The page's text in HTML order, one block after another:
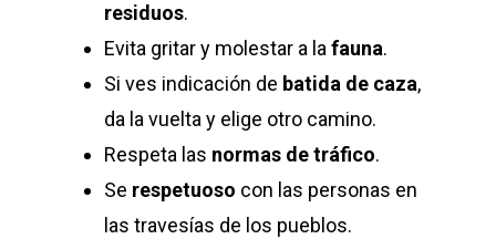
residuos.
Evita gritar y molestar a la fauna.
Si ves indicación de batida de caza,
da la vuelta y elige otro camino.
Respeta las normas de tráfico.
Se respetuoso con las personas en
las travesías de los pueblos.